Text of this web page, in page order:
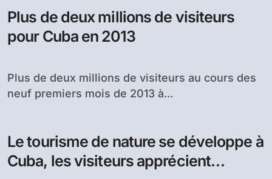
Plus de deux millions de visiteurs
pour Cuba en 2013
Plus de deux millions de visiteurs au cours des
neuf premiers mois de 2013 à...
Le tourisme de nature se développe à
Cuba, les visiteurs apprécient